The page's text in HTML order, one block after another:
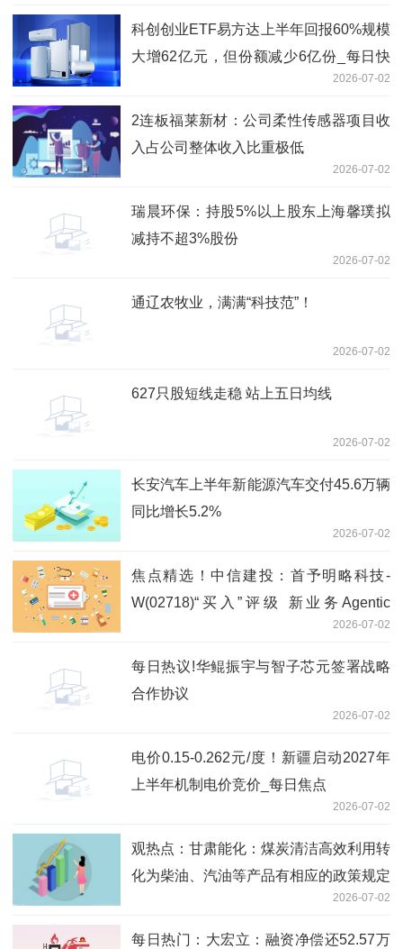
科创创业ETF易方达上半年回报60%规模
大增62亿元，但份额减少6亿份_每日快
2026-07-02
2连板福莱新材：公司柔性传感器项目收
入占公司整体收入比重极低
2026-07-02
瑞晨环保：持股5%以上股东上海馨璞拟
减持不超3%股份
2026-07-02
通辽农牧业，满满“科技范”！
2026-07-02
627只股短线走稳 站上五日均线
2026-07-02
长安汽车上半年新能源汽车交付45.6万辆
同比增长5.2%
2026-07-02
焦点精选！中信建投：首予明略科技-
W(02718)“买入”评级 新业务Agentic
2026-07-02
每日热议!华鲲振宇与智子芯元签署战略
合作协议
2026-07-02
电价0.15-0.262元/度！新疆启动2027年
上半年机制电价竞价_每日焦点
2026-07-02
观热点：甘肃能化：煤炭清洁高效利用转
化为柴油、汽油等产品有相应的政策规定
2026-07-02
每日热门：大宏立：融资净偿还52.57万